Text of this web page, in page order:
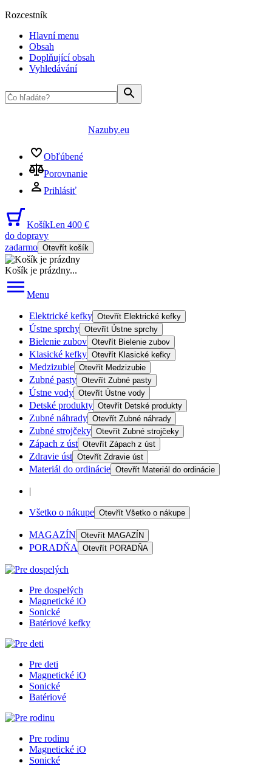
Rozcestník
Hlavní menu
Obsah
Doplňující obsah
Vyhledávání
Nazuby.eu
Obľúbené
Porovnanie
Prihlásiť
KošíkLen 400 €
do dopravy
zadarmo Otevřít košík
Košík je prázdny...
Menu
Elektrické kefky Otevřít Elektrické kefky
Ústne sprchy Otevřít Ústne sprchy
Bielenie zubov Otevřít Bielenie zubov
Klasické kefky Otevřít Klasické kefky
Medzizubie Otevřít Medzizubie
Zubné pasty Otevřít Zubné pasty
Ústne vody Otevřít Ústne vody
Detské produkty Otevřít Detské produkty
Zubné náhrady Otevřít Zubné náhrady
Zubné strojčeky Otevřít Zubné strojčeky
Zápach z úst Otevřít Zápach z úst
Zdravie úst Otevřít Zdravie úst
Materiál do ordinácie Otevřít Materiál do ordinácie
|
Všetko o nákupe Otevřít Všetko o nákupe
MAGAZÍN Otevřít MAGAZÍN
PORADŇA Otevřít PORADŇA
Pre dospelých
Magnetické iO
Sonické
Batériové kefky
Pre deti
Magnetické iO
Sonické
Batériové
Pre rodinu
Magnetické iO
Sonické